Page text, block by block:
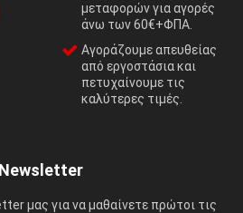
μεταφορών για αγορές
άνω των 60€+ΦΠΑ.
Αγοράζουμε απευθείας
από εργοστάσια και
πετυχαίνουμε τις
καλύτερες τιμές.
Newsletter
μας για να μαθαίνετε πρώτοι τις